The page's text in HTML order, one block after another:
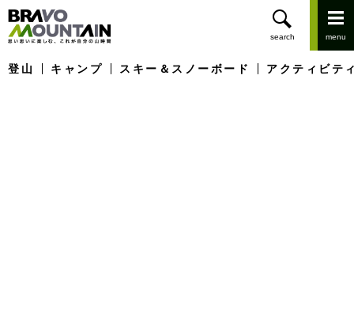
登山 キャンプ スキー＆スノーボード アクティビテ